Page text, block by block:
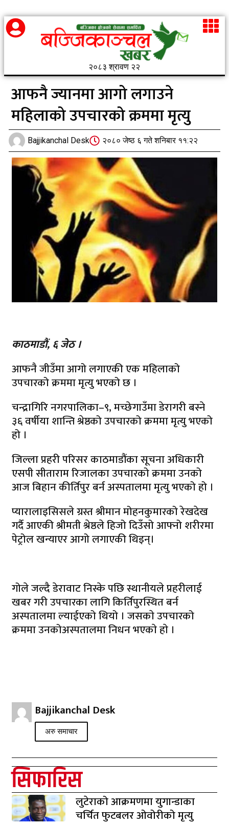
२०८३ श्रावण २२
आफनै ज्यानमा आगो लगाउने
महिलाको उपचारको क्रममा मृत्यु
Bajjikanchal Desk २०८० जेष्ठ ६ गते शनिबार ११:२२
काठमाडौं, ६ जेठ ।
आफनै जीउँमा आगो लगाएकी एक महिलाको
उपचारको क्रममा मृत्यु भएको छ ।
चन्द्रागिरि नगरपालिका–९, मच्छेगाउँमा डेरागरी बस्ने
३६ वर्षीया शान्ति श्रेष्ठको उपचारको क्रममा मृत्यु भएको
हो ।
जिल्ला प्रहरी परिसर काठमाडौंका सूचना अधिकारी
एसपी सीताराम रिजालका उपचारको क्रममा उनको
आज बिहान कीर्तिपुर बर्न अस्पतालमा मृत्यु भएको हो ।
प्यारालाइसिसले ग्रस्त श्रीमान मोहनकुमारको रेखदेख
गर्दै आएकी श्रीमती श्रेष्ठले हिजो दिउँसो आफ्नो शरीरमा
पेट्रोल खन्याएर आगो लगाएकी थिइन्।
गोले जल्दै डेरावाट निस्के पछि स्थानीयले प्रहरीलाई
खबर गरी उपचारका लागि किर्तिपुरस्थित बर्न
अस्पतालमा ल्याईएको थियो । जसकाे उपचारको
क्रममा उनकोअस्पतालमा निधन भएकाे हाे ।
Bajjikanchal Desk
अरु समाचार
सिफारिस
लुटेराको आक्रमणमा युगान्डाका
चर्चित फुटबलर ओवोरीको मृत्यु